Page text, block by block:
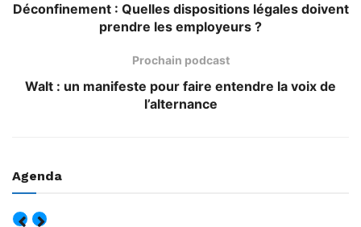
Déconfinement : Quelles dispositions légales doivent
prendre les employeurs ?
Prochain podcast
Walt : un manifeste pour faire entendre la voix de
l’alternance
Agenda